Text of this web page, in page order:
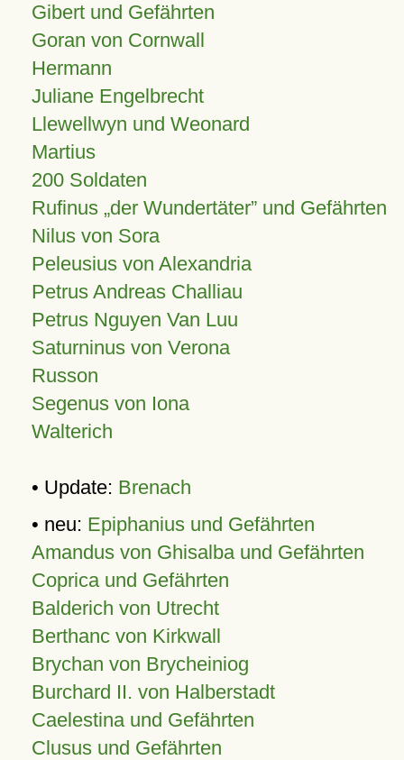
Gibert und Gefährten
Goran von Cornwall
Hermann
Juliane Engelbrecht
Llewellwyn und Weonard
Martius
200 Soldaten
Rufinus „der Wundertäter” und Gefährten
Nilus von Sora
Peleusius von Alexandria
Petrus Andreas Challiau
Petrus Nguyen Van Luu
Saturninus von Verona
Russon
Segenus von Iona
Walterich
• Update: Brenach
• neu: Epiphanius und Gefährten
Amandus von Ghisalba und Gefährten
Coprica und Gefährten
Balderich von Utrecht
Berthanc von Kirkwall
Brychan von Brycheiniog
Burchard II. von Halberstadt
Caelestina und Gefährten
Clusus und Gefährten